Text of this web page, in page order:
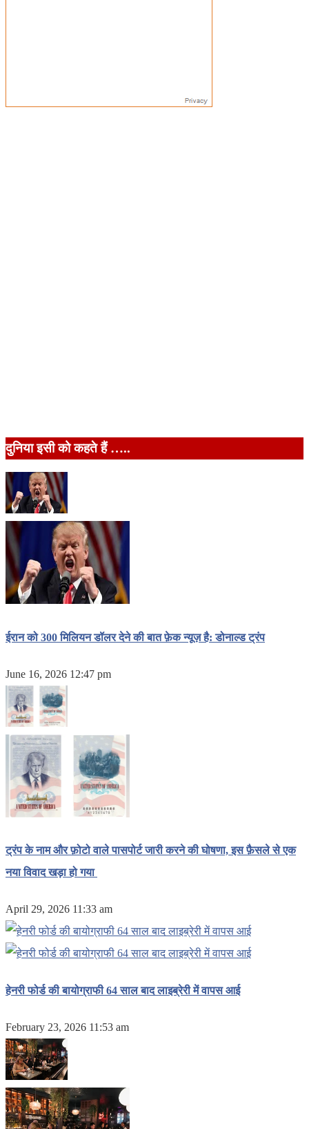
दुनिया इसी को कहते हैं …..
ईरान को 300 मिलियन डॉलर देने की बात फ़ेक न्यूज़ है: डोनाल्ड ट्रंप
June 16, 2026 12:47 pm
ट्रंप के नाम और फ़ोटो वाले पासपोर्ट जारी करने की घोषणा, इस फ़ैसले से एक
नया विवाद खड़ा हो गया
April 29, 2026 11:33 am
हेनरी फोर्ड की बायोग्राफी 64 साल बाद लाइब्रेरी में वापस आई
February 23, 2026 11:53 am